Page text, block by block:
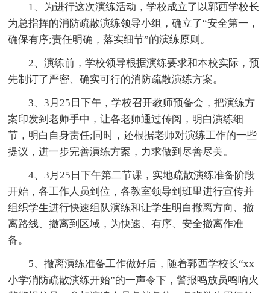
1、为进行这次演练活动，学校成立了以郭西学校长
为总指挥的消防疏散演练领导小组，确立了“安全第一，
确保有序;责任明确，落实细节”的演练原则。
2、演练前，学校领导根据演练要求和本校实际，预
先制订了严密、确实可行的消防疏散演练方案。
3、3月25日下午，学校召开教师预备会，把演练方
案印发到老师手中，让各老师通过传阅，明白演练细
节，明白自身责任;同时，还根据老师对演练工作的一些
提议，进一步完善演练方案，力求做到尽善尽美。
4、3月25日下午第二节课，实地疏散演练准备阶段
开始，各工作人员到位，各教室领导到班里进行宣传并
组织学生进行快速组队演练和让学生明白撤离方向、撤
离路线、撤离到区域，为快速、有序、安全撤离作准
备。
5、撤离演练准备工作做好后，随着郭西学校长“xx
小学消防疏散演练开始”的一声令下，警报鸣放员鸣响火